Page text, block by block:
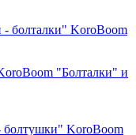
- болталки" KoroBoom
"Болталки" и
болтушки" KoroBoom